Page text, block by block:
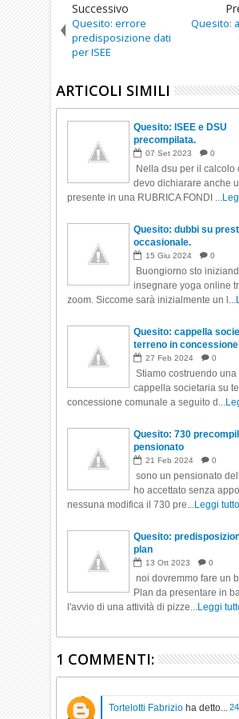
Successivo
Quesito: errore
predisposizione dati
per ISEE
Quesito:
ARTICOLI SIMILI
Quesito: ISEE e DSU
precompilata.
07 Set 2023 0
Nella dsu per il calcolo
devo dichiarare anche
presente in una RUBRICA FONDI ...
Quesito: dubbi su
occasionale.
15 Giu 2024 0
Buongiorno sto
insegnare yoga online
zoom. Siccome sarà inizialmente un l...
Quesito: cappella
terreno in
27 Feb 2024 0
Stiamo costruendo una
cappella societaria su
concessione comunale a seguito d...
Quesito: 730
pensionato
21 Feb 2024 0
sono un pensionato
ho accettato senza
nessuna modifica il 730 pre...Leggi
Quesito:
plan
13 Ott 2023 0
noi dovremmo fare un
Plan da presentare in
l'avvio di una attività di pizze...Leggi
1 COMMENTI:
Tortelotti Fabrizio ha detto...